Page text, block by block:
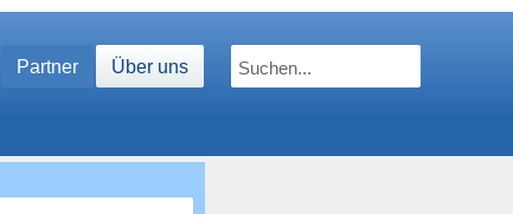
Partner Über uns